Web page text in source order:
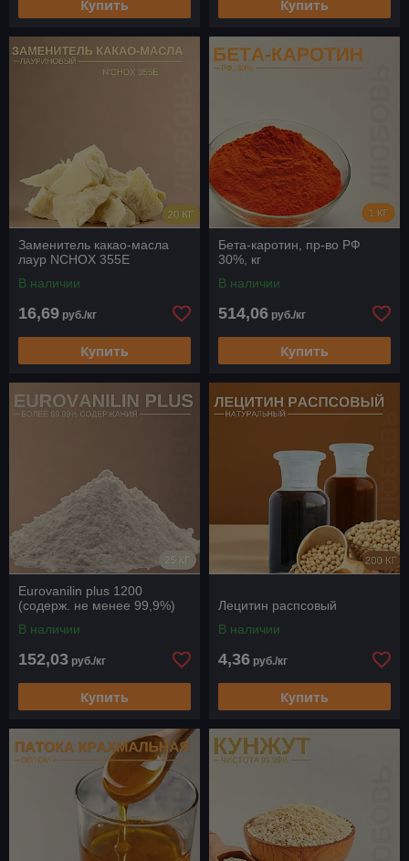
Купить Купить
Заменитель какао-масла
лаур NCHOX 355E
В наличии
16,69 руб./кг
Купить
Бета-каротин, пр-во РФ
30%, кг
В наличии
514,06 руб./кг
Купить
Eurovanilin plus 1200
(содерж. не менее 99,9%)
В наличии
152,03 руб./кг
Купить
Лецитин распсовый
В наличии
4,36 руб./кг
Купить